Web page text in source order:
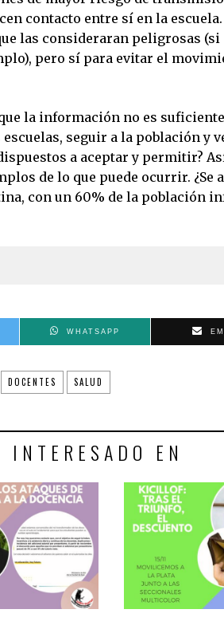
contacto entre sí en la
las consideraran peligrosas (si
pero sí para evitar el
la información no es
seguir a la población y
a aceptar y permitir?
de lo que puede ocurrir. ¿Se
con un 60% de la población
WHATSAPP
DOCENTES SALUD
EN